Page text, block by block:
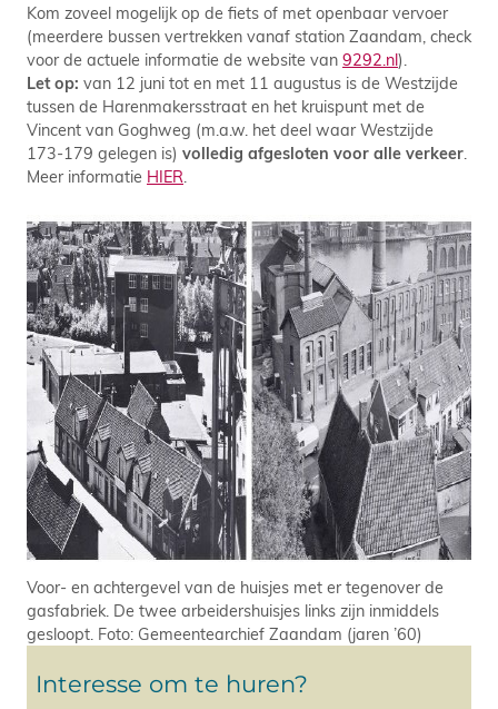
Kom zoveel mogelijk op de fiets of met openbaar vervoer
(meerdere bussen vertrekken vanaf station Zaandam, check
voor de actuele informatie de website van 9292.nl).
Let op: van 12 juni tot en met 11 augustus is de Westzijde
tussen de Harenmakersstraat en het kruispunt met de
Vincent van Goghweg (m.a.w. het deel waar Westzijde
173-179 gelegen is) volledig afgesloten voor alle verkeer.
Meer informatie HIER.
Voor- en achtergevel van de huisjes met er tegenover de
gasfabriek. De twee arbeidershuisjes links zijn inmiddels
gesloopt. Foto: Gemeentearchief Zaandam (jaren ’60)
Interesse om te huren?